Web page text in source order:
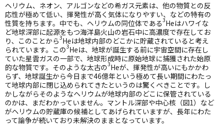
ヘリウム、ネオン、アルゴンなどの希ガス元素は、他の物質との反
応性が極めて低い、揮発性が高く気体になりやすい、などの特有の
性質を持ちます。中でも、ヘリウムの同位体である3Heはハワイな
ど地球深部に起源をもつ海洋島火山の岩石中に高濃度で存在してお
り、このことから3Heは地球内部のどこかに貯蔵されていると考え
られています。この3Heは、地球が誕生する前に宇宙空間に存在し
ていた星雲ガスの一部で、地球形成時に原始地球に捕獲された始原
的な物質です。そのような太古の3Heが、揮発性が高いにもかかわ
らず、地球誕生から今日まで46億年という極めて長い期間にわたっ
て地球内部に閉じ込められてきたというのは驚くべきことです。し
かしながらそのようなヘリウムが地球内部のどこに保管されている
のかは、まだわかっていません。マントル深部や中心核（図1）など
がヘリウムの貯蔵庫の候補としてあげられていますが、長年にわた
って論争が続いており未解決のままとなっています。